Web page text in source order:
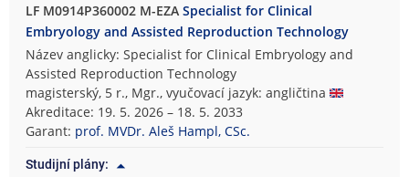
LF M0914P360002 M-EZASpecialist for Clinical
Embryology and Assisted Reproduction Technology
Název anglicky: Specialist for Clinical Embryology and
Assisted Reproduction Technology
magisterský, 5 r., Mgr., vyučovací jazyk: angličtina
Akreditace: 19. 5. 2026 – 18. 5. 2033
Garant: prof. MVDr. Aleš Hampl, CSc.
Studijní plány: